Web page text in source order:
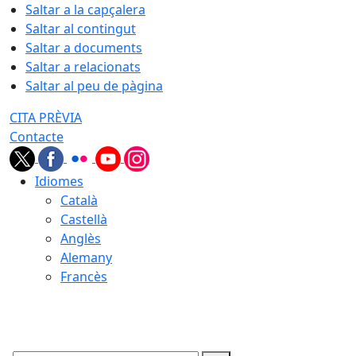
Saltar a la capçalera
Saltar al contingut
Saltar a documents
Saltar a relacionats
Saltar al peu de pàgina
CITA PRÈVIA
Contacte
Idiomes
Català
Castellà
Anglès
Alemany
Francès